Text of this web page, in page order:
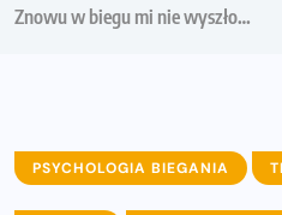
Znowu w biegu mi nie wyszło…
PSYCHOLOGIA BIEGANIA